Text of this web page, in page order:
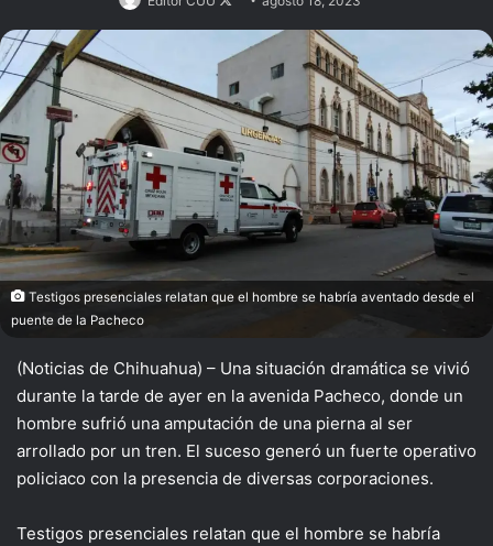
on
X
Testigos presenciales relatan que el hombre se habría aventado desde el
puente de la Pacheco
(Noticias de Chihuahua) – Una situación dramática se vivió
durante la tarde de ayer en la avenida Pacheco, donde un
hombre sufrió una amputación de una pierna al ser
arrollado por un tren. El suceso generó un fuerte operativo
policiaco con la presencia de diversas corporaciones.
Testigos presenciales relatan que el hombre se habría